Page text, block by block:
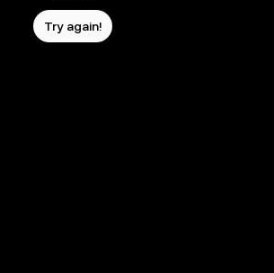
Try again!